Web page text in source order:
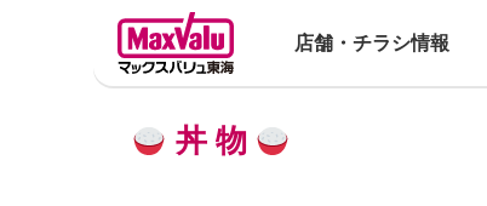
店舗・チラシ情報
丼 物